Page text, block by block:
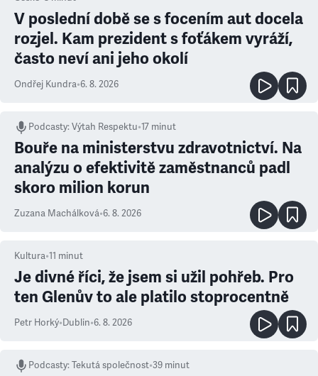
V poslední době se s focením aut docela
rozjel. Kam prezident s foťákem vyráží,
často neví ani jeho okolí
Ondřej Kundra•6. 8. 2026
Podcasty:Výtah Respektu•17 minut
Bouře na ministerstvu zdravotnictví. Na
analýzu o efektivitě zaměstnanců padl
skoro milion korun
Zuzana Machálková•6. 8. 2026
Kultura•11 minut
Je divné říci, že jsem si užil pohřeb. Pro
ten Glenův to ale platilo stoprocentně
Petr Horký•Dublin•6. 8. 2026
Podcasty:Tekutá společnost•39 minut